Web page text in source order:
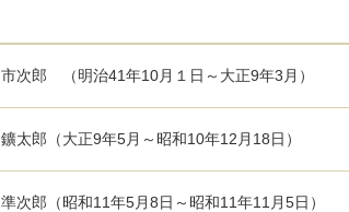
次郎 （明治41年10月１日～大正9年3月）
太郎（大正9年5月～昭和10年12月18日）
次郎（昭和11年5月8日～昭和11年11月5日）